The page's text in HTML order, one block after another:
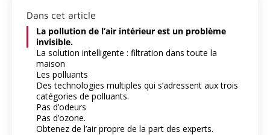
Dans cet article
La pollution de l’air intérieur est un problème
invisible.
La solution intelligente : filtration dans toute la
maison
Les polluants
Des technologies multiples qui s’adressent aux trois
catégories de polluants.
Pas d’odeurs
Pas d’ozone.
Obtenez de l’air propre de la part des experts.